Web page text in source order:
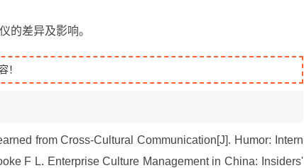
的差异及影响。
！
from Cross-Cultural Communication[J]. Humor: Intern
F L. Enterprise Culture Management in China: Insiders'